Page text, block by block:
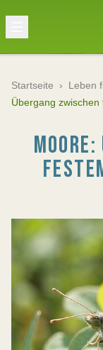
Startseite › Leben
Übergang